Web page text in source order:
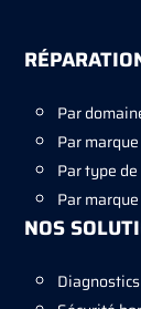
Par
Par
Par type
Par
NOS
Diagnostics